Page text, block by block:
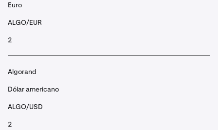
Euro
ALGO/EUR
2
Algorand
Dólar americano
ALGO/USD
2